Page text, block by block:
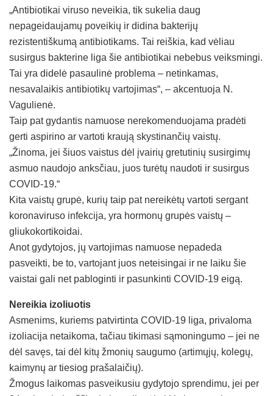
„Antibiotikai viruso neveikia, tik sukelia daug
nepageidaujamų poveikių ir didina bakterijų
rezistentiškumą antibiotikams. Tai reiškia, kad vėliau
susirgus bakterine liga šie antibiotikai nebebus veiksmingi.
Tai yra didelė pasaulinė problema – netinkamas,
nesavalaikis antibiotikų vartojimas“, – akcentuoja N.
Vagulienė.
Taip pat gydantis namuose nerekomenduojama pradėti
gerti aspirino ar vartoti kraują skystinančių vaistų.
„Žinoma, jei šiuos vaistus dėl įvairių gretutinių susirgimų
asmuo naudojo anksčiau, juos turėtų naudoti ir susirgus
COVID-19.“
Kita vaistų grupė, kurių taip pat nereikėtų vartoti sergant
koronaviruso infekcija, yra hormonų grupės vaistų –
gliukokortikoidai.
Anot gydytojos, jų vartojimas namuose nepadeda
pasveikti, be to, vartojant juos neteisingai ir ne laiku šie
vaistai gali net pabloginti ir pasunkinti COVID-19 eigą.
Nereikia izoliuotis
Asmenims, kuriems patvirtinta COVID-19 liga, privaloma
izoliacija netaikoma, tačiau tikimasi sąmoningumo – jei ne
dėl savęs, tai dėl kitų žmonių saugumo (artimųjų, kolegų,
kaimynų ar tiesiog prašalaičių).
Žmogus laikomas pasveikusiu gydytojo sprendimu, jei per